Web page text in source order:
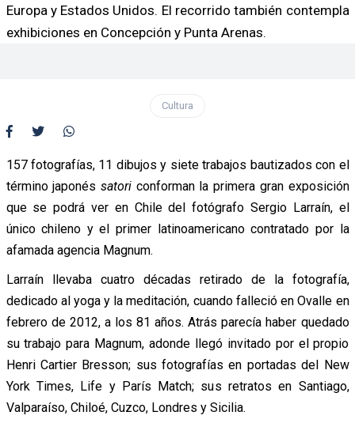
Europa y Estados Unidos. El recorrido también contempla
exhibiciones en Concepción y Punta Arenas.
Cultura
157 fotografías, 11 dibujos y siete trabajos bautizados con el
término japonés satori conforman la primera gran exposición
que se podrá ver en Chile del fotógrafo Sergio Larraín, el
único chileno y el primer latinoamericano contratado por la
afamada agencia Magnum.
Larraín llevaba cuatro décadas retirado de la fotografía,
dedicado al yoga y la meditación, cuando falleció en Ovalle en
febrero de 2012, a los 81 años. Atrás parecía haber quedado
su trabajo para Magnum, adonde llegó invitado por el propio
Henri Cartier Bresson; sus fotografías en portadas del New
York Times, Life y París Match; sus retratos en Santiago,
Valparaíso, Chiloé, Cuzco, Londres y Sicilia.